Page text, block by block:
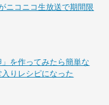
ニコニコ生放送で期間限
」を作ってみたら簡単な
りレシピになった